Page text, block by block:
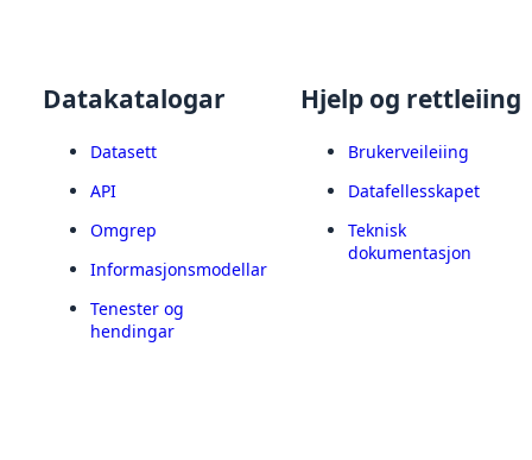
Datakatalogar
Datasett
API
Omgrep
Informasjonsmodellar
Tenester og
hendingar
Hjelp og rettleiing
Brukerveileiing
Datafellesskapet
Teknisk
dokumentasjon